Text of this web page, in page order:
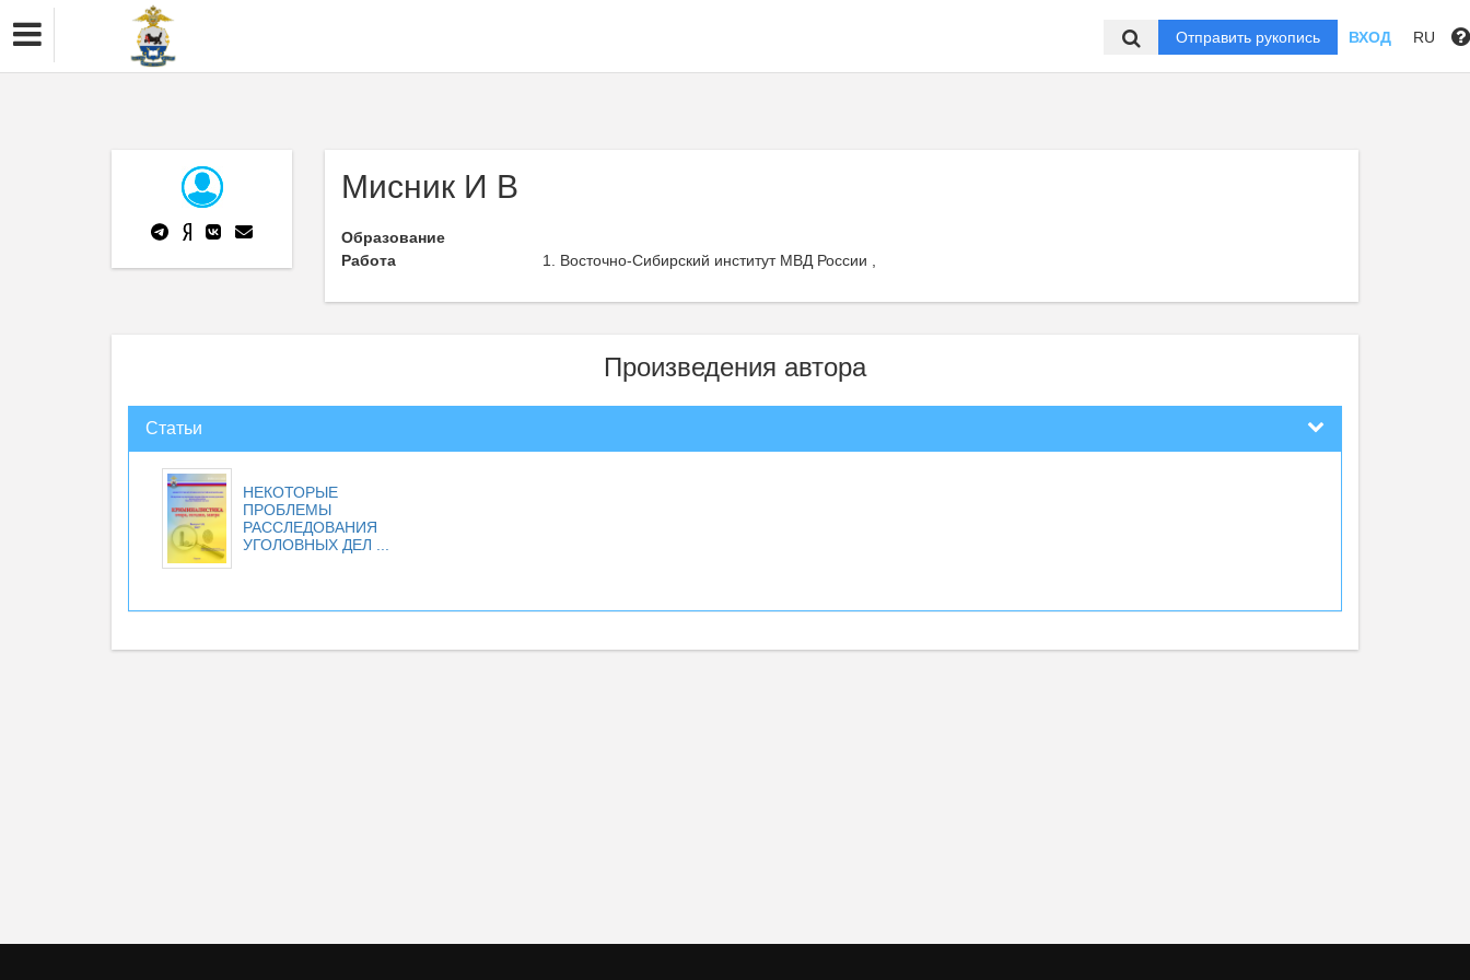
Отправить рукопись ВХОД RU
Мисник И В
Образование
Работа
Восточно-Сибирский институт МВД России ,
Произведения автора
Статьи
НЕКОТОРЫЕ
ПРОБЛЕМЫ
РАССЛЕДОВАНИЯ
УГОЛОВНЫХ ДЕЛ ...